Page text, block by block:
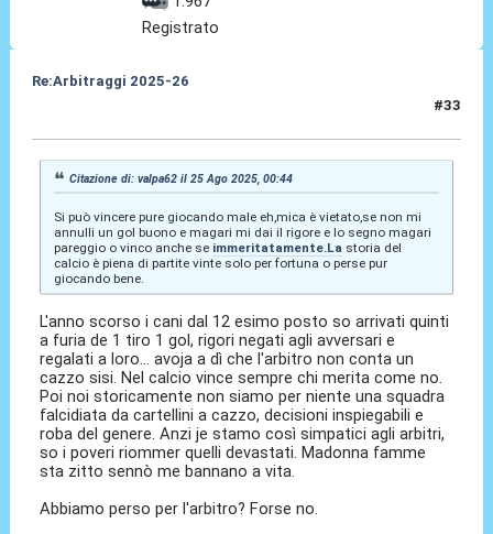
Registrato
Re:Arbitraggi 2025-26
#33
Citazione di: valpa62 il 25 Ago 2025, 00:44
Si può vincere pure giocando male eh,mica è vietato,se non mi
annulli un gol buono e magari mi dai il rigore e lo segno magari
pareggio o vinco anche se immeritatamente.La storia del
calcio è piena di partite vinte solo per fortuna o perse pur
giocando bene.
L'anno scorso i cani dal 12 esimo posto so arrivati quinti
a furia de 1 tiro 1 gol, rigori negati agli avversari e
regalati a loro... avoja a dì che l'arbitro non conta un
cazzo sisi. Nel calcio vince sempre chi merita come no.
Poi noi storicamente non siamo per niente una squadra
falcidiata da cartellini a cazzo, decisioni inspiegabili e
roba del genere. Anzi je stamo così simpatici agli arbitri,
so i poveri riommer quelli devastati. Madonna famme
sta zitto sennò me bannano a vita.
Abbiamo perso per l'arbitro? Forse no.